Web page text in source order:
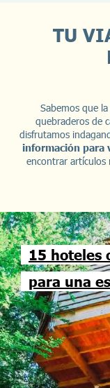
TU
Sabemos que
quebraderos de
disfrutamos
información para
encontrar artículos
15 hoteles
para una